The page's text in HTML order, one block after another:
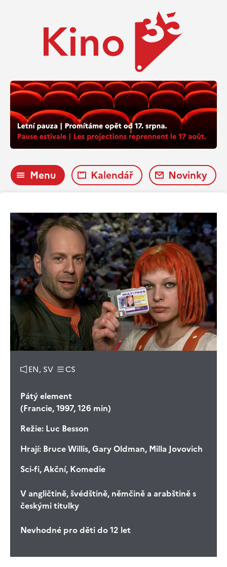
Menu Kalendář Novinky
EN, SV CS
Pátý element
(Francie, 1997, 126 min)
Režie: Luc Besson
Hrají: Bruce Willis, Gary Oldman, Milla Jovovich
Sci-fi, Akční, Komedie
V angličtině, švédštině, němčině a arabštině s
českými titulky
Nevhodné pro děti do 12 let